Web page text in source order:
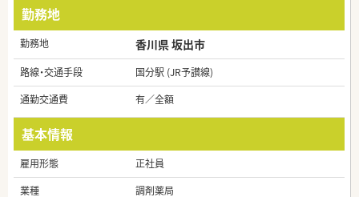
勤務地
勤務地 香川県 坂出市
路線・交通手段
国分駅 (JR予讃線)
通勤交通費
有／全額
基本情報
雇用形態
正社員
業種
調剤薬局